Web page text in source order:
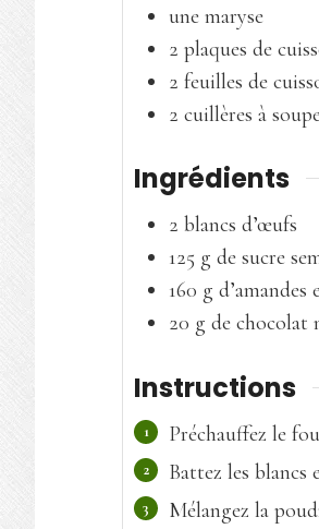
une maryse
2 plaques de
2 feuilles de
2 cuillères à
Ingrédients
2 blancs d’œufs
125 g de sucre
160 g d’amandes
20 g de chocolat
Instructions
Préchauffez le
Battez les blancs
Mélangez la